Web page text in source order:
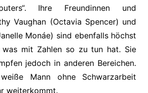
Ihre Freundinnen und
Vaughan (Octavia Spencer) und
Monáe) sind ebenfalls höchst
mit Zahlen so zu tun hat. Sie
jedoch in anderen Bereichen.
Mann ohne Schwarzarbeit
weiterkommt.